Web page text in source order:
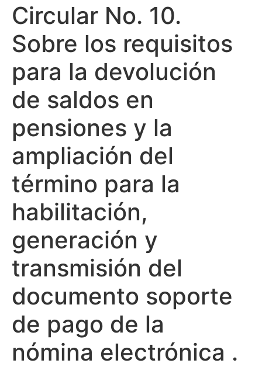
Circular No. 10.
Sobre los requisitos
para la devolución
de saldos en
pensiones y la
ampliación del
término para la
habilitación,
generación y
transmisión del
documento soporte
de pago de la
nómina electrónica .